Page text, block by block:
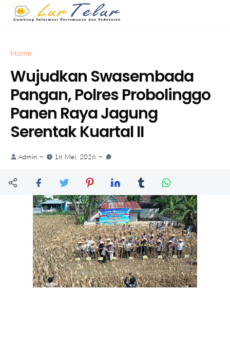
Home
Wujudkan Swasembada
Pangan, Polres Probolinggo
Panen Raya Jagung
Serentak Kuartal II
Admin 18 Mei, 2026